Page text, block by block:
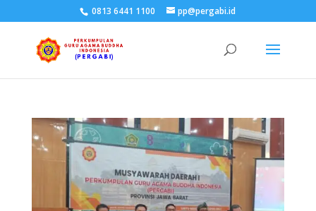
0813 6441 1100 pp@pergabi.id